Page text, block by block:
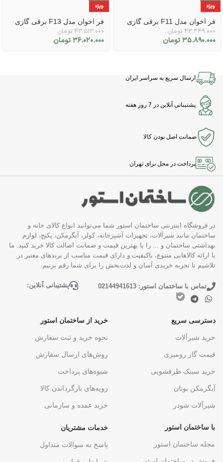
ویژه
فر اخوان مدل F11 برقی گازی
۴۳.۳۴۹.۰۰۰ تومان
۳۵.۸۹۰.۰۰۰تومان
ویژه
فر اخوان مدل F13 برقی گازی
۴۳.۵۱۳.۰۰۰ تومان
۳۶.۰۲۰.۰۰۰تومان
ارسال سریع به سراسر ایران
پشتیبانی آنلاین در 7 روز هفته
ضمانت اصل بودن کالا
پرداخت در محل برای تهران
در فروشگاه اینترنتی ساختمان استور شما می‌توانید انواع کالای خانه و
ساختمان مانند شیرآلات، تجهیزات آشپزخانه، کولر، آبگرمکن، پکیج، لوازم
بهداشتی ساختمان و ... را با بهترین قیمت و ضمانت اصالت کالا خرید کنید. ما
با ارائه کالاهایی متنوع، باکیفیت و دارای قیمت مناسب از برندهای معتبر در
تلاشیم تا تجربه خریدی آسان و لذت‌بخش را برای شما رقم بزنیم.
تماس با ساختمان استور: 02144941613 پشتیبانی آنلاین:
دسترسی سریع
خرید شیرآلات
قیمت گاز رومیزی
خرید سینک ظرفشویی
آبگرمکن بوتان
شیرآلات شودر
خرید از ساختمان استور
نحوه خرید و ثبت سفارش
روش‌های ارسال سفارش
شیوه‌های پرداخت
رویه‌های بازگرداندن کالا
خرید عمده و سازمانی
با ساختمان استور
مجله ساختمان استور
خدمات مشتریان
پاسخ به سوالات متداول